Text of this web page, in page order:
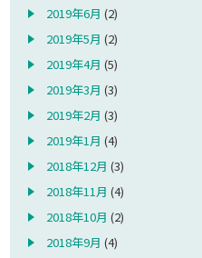
2019年6月 (2)
2019年5月 (2)
2019年4月 (5)
2019年3月 (3)
2019年2月 (3)
2019年1月 (4)
2018年12月 (3)
2018年11月 (4)
2018年10月 (2)
2018年9月 (4)